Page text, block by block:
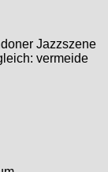
Jazzszene
vermeide